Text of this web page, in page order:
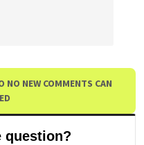
NO NEW COMMENTS CAN
question?